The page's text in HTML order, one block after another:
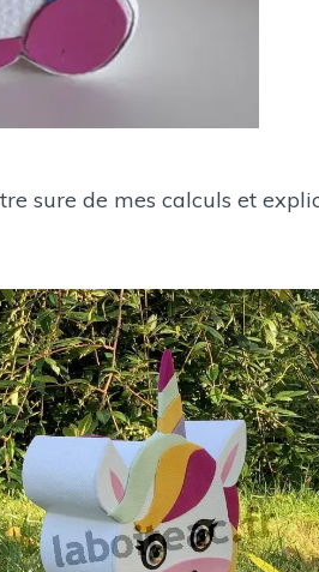
sure de mes calculs et